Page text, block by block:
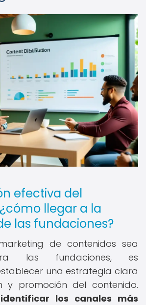
efectiva del
llegar a la
las fundaciones?
de contenidos sea
las fundaciones, es
una estrategia clara
y promoción del contenido.
los canales más